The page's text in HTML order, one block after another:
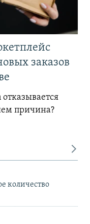
заказов
причина?
количество